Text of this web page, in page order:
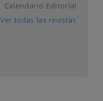
Calendario Editorial
Ver todas las revistas